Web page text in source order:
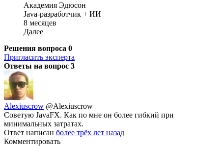
Академия Эдюсон
Java-разработчик + ИИ
8 месяцев
Далее
Решения вопроса 0
Пригласить эксперта
Ответы на вопрос 3
Alexiuscrow @Alexiuscrow
Советую JavaFX. Как по мне он более гибкий при
минимальных затратах.
Ответ написан более трёх лет назад
Комментировать